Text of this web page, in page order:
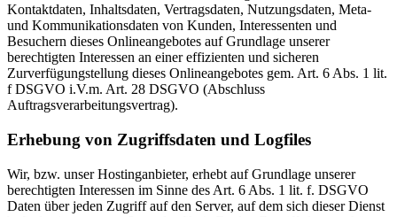
Kontaktdaten, Inhaltsdaten, Vertragsdaten, Nutzungsdaten, Meta-
und Kommunikationsdaten von Kunden, Interessenten und
Besuchern dieses Onlineangebotes auf Grundlage unserer
berechtigten Interessen an einer effizienten und sicheren
Zurverfügungstellung dieses Onlineangebotes gem. Art. 6 Abs. 1 lit.
f DSGVO i.V.m. Art. 28 DSGVO (Abschluss
Auftragsverarbeitungsvertrag).
Erhebung von Zugriffsdaten und Logfiles
Wir, bzw. unser Hostinganbieter, erhebt auf Grundlage unserer
berechtigten Interessen im Sinne des Art. 6 Abs. 1 lit. f. DSGVO
Daten über jeden Zugriff auf den Server, auf dem sich dieser Dienst